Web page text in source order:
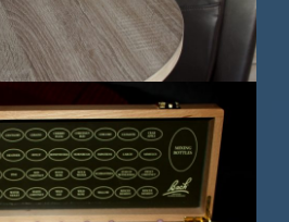
adaptée